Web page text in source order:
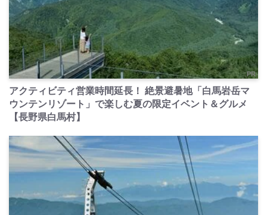
PR
アクティビティ営業時間延長！ 絶景避暑地「白馬岩岳マ
ウンテンリゾート」で楽しむ夏の限定イベント＆グルメ
【長野県白馬村】